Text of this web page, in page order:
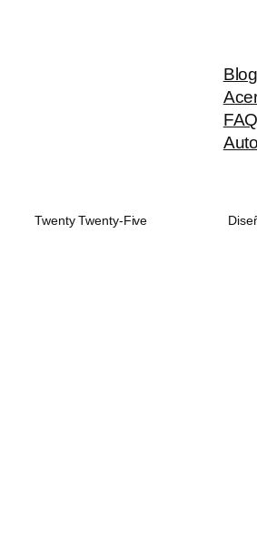
Blog
Twenty Twenty-Five